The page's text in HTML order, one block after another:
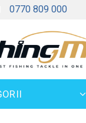
0770 809 000